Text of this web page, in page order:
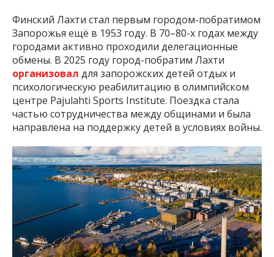
Финский Лахти стал первым городом-побратимом
Запорожья ещё в 1953 году. В 70–80-х годах между
городами активно проходили делегационные
обмены. В 2025 году город-побратим Лахти
организовал для запорожских детей отдых и
психологическую реабилитацию в олимпийском
центре Pajulahti Sports Institute. Поездка стала
частью сотрудничества между общинами и была
направлена на поддержку детей в условиях войны.